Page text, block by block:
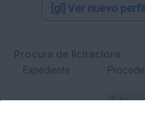
[gl] Ver nuevo
Procura de licitacións
Expediente